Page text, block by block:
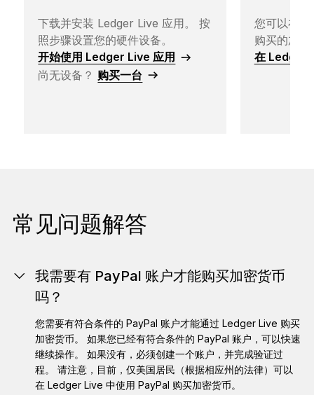
下载并安装 Ledger Live 应用。 按
照步骤设置您的硬件设备。
开始使用 Ledger Live 应用
尚无设备？ 购买一台
您可以在
购买的加
在 Ledger
常见问题解答
我需要有 PayPal 账户才能购买加密货币
吗？
您需要有符合条件的 PayPal 账户才能通过 Ledger Live 购买
加密货币。 如果您已经有符合条件的 PayPal 账户，可以快速
继续操作。 如果没有，必须创建一个账户，并完成验证过
程。 请注意，目前，仅美国居民（根据相应州的法律）可以
在 Ledger Live 中使用 PayPal 购买加密货币。